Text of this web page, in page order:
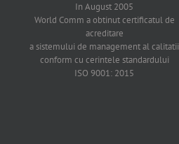
In August 2005
World Comm a obtinut certificatul de
acreditare
a sistemului de management al calitatii
conform cu cerintele standardului
ISO 9001: 2015